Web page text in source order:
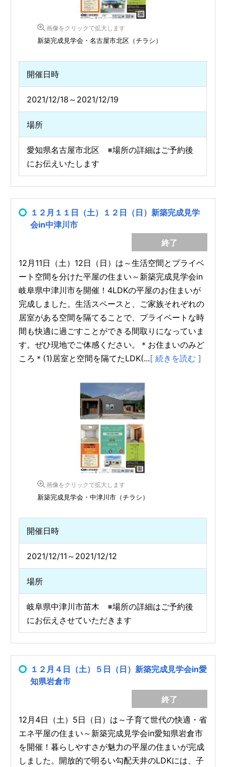
画像をクリックで拡大します
新築完成見学会・名古屋市北区（チラシ）
開催日時
2021/12/18～2021/12/19
場所
愛知県名古屋市北区 ※場所の詳細はご予約後
にお伝えいたします
１２月１１日（土）１２日（日）新築完成見学
会in中津川市
終了
12月11日（土）12日（日）は～生活空間とプライベ
ート空間を分けた平屋の住まい～新築完成見学会in
岐阜県中津川市を開催！4LDKの平屋のお住まいが
完成しました。生活スペースと、ご家族それぞれの
居室がある空間を隔てることで、プライベートな時
間も快適に過ごすことができる間取りになっていま
す。ぜひ現地でご体感ください。＊お住まいのみど
ころ＊(1)居室と空間を隔てたLDK(...[ 続きを読む ]
画像をクリックで拡大します
新築完成見学会・中津川市（チラシ）
開催日時
2021/12/11～2021/12/12
場所
岐阜県中津川市苗木 ※場所の詳細はご予約後
にお伝えさせていただきます
１２月４日（土）５日（日）新築完成見学会in愛
知県岩倉市
終了
12月4日（土）5日（日）は～子育て世代の快適・省
エネ平屋の住まい～新築完成見学会in愛知県岩倉市
を開催！暮らしやすさが魅力の平屋の住まいが完成
しました。開放的で明るい勾配天井のLDKには、子